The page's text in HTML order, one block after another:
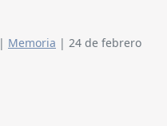
| Memoria | 24 de febrero